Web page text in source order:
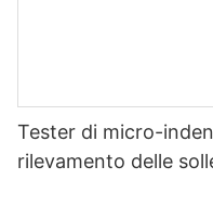
Tester di micro-
rilevamento delle